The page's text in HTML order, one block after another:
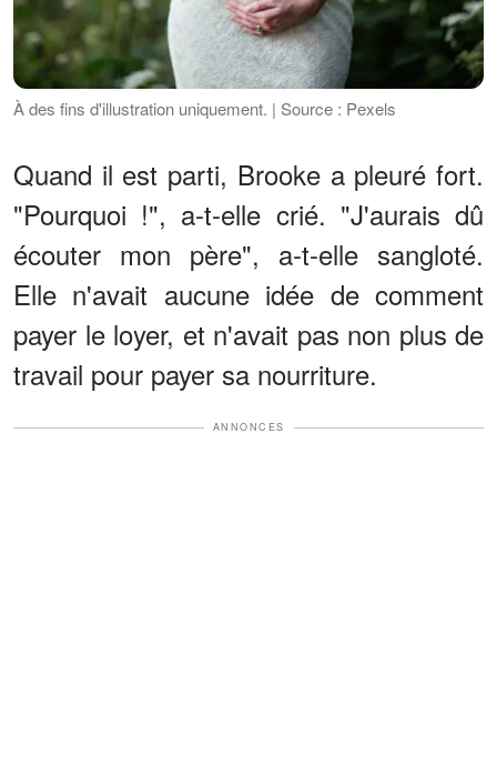
À des fins d'illustration uniquement. | Source : Pexels
Quand il est parti, Brooke a pleuré fort.
"Pourquoi !", a-t-elle crié. "J'aurais dû
écouter mon père", a-t-elle sangloté.
Elle n'avait aucune idée de comment
payer le loyer, et n'avait pas non plus de
travail pour payer sa nourriture.
ANNONCES